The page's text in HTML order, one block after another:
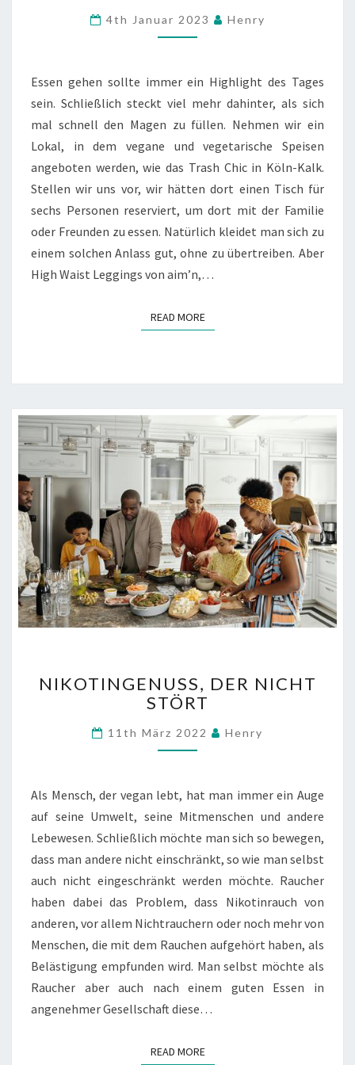
GEHEN
4th Januar 2023 Henry
Essen gehen sollte immer ein Highlight des Tages
sein. Schließlich steckt viel mehr dahinter, als sich
mal schnell den Magen zu füllen. Nehmen wir ein
Lokal, in dem vegane und vegetarische Speisen
angeboten werden, wie das Trash Chic in Köln-Kalk.
Stellen wir uns vor, wir hätten dort einen Tisch für
sechs Personen reserviert, um dort mit der Familie
oder Freunden zu essen. Natürlich kleidet man sich zu
einem solchen Anlass gut, ohne zu übertreiben. Aber
High Waist Leggings von aim’n,…
READ MOREREAD MORE
DER
NICHT
NIKOTINGENUSS, DER NICHT
STÖRT
11th März 2022 Henry
Als Mensch, der vegan lebt, hat man immer ein Auge
auf seine Umwelt, seine Mitmenschen und andere
Lebewesen. Schließlich möchte man sich so bewegen,
dass man andere nicht einschränkt, so wie man selbst
auch nicht eingeschränkt werden möchte. Raucher
haben dabei das Problem, dass Nikotinrauch von
anderen, vor allem Nichtrauchern oder noch mehr von
Menschen, die mit dem Rauchen aufgehört haben, als
Belästigung empfunden wird. Man selbst möchte als
Raucher aber auch nach einem guten Essen in
angenehmer Gesellschaft diese…
READ MOREREAD MORE